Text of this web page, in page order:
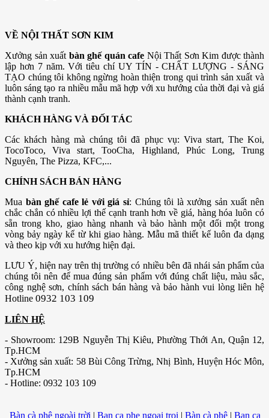
VỀ NỘI THẤT SƠN KIM
Xưởng sản xuất bàn ghế quán cafe Nội Thất Sơn Kim được thành
lập hơn 7 năm. Với tiêu chí UY TÍN - CHẤT LƯỢNG - SÁNG
TẠO chúng tôi không ngừng hoàn thiện trong qui trình sản xuất và
luôn sáng tạo ra nhiều mẫu mã hợp với xu hướng của thời đại và giá
thành cạnh tranh.
KHÁCH HÀNG VÀ ĐỐI TÁC
Các khách hàng mà chúng tôi đã phục vụ: Viva start, The Koi,
TocoToco, Viva start, TooCha, Highland, Phúc Long, Trung
Nguyên, The Pizza, KFC,...
CHÍNH SÁCH BÁN HÀNG
Mua bàn ghế cafe lẻ với giá sỉ: Chúng tôi là xưởng sản xuất nên
chắc chắn có nhiều lợi thế cạnh tranh hơn về giá, hàng hóa luôn có
sẵn trong kho, giao hàng nhanh và bảo hành một đổi một trong
vòng bảy ngày kể từ khi giao hàng. Mẫu mã thiết kế luôn đa dạng
và theo kịp với xu hướng hiện đại.
LƯU Ý, hiện nay trên thị trường có nhiều bên đã nhái sản phẩm của
chúng tôi nên để mua đúng sản phẩm với đúng chất liệu, màu sắc,
công nghệ sơn, chính sách bán hàng và bảo hành vui lòng liên hệ
Hotline 0932 103 109
LIÊN HỆ
- Showroom: 129B Nguyễn Thị Kiêu, Phường Thới An, Quận 12,
Tp.HCM
- Xưởng sản xuất: 58 Bùi Công Trừng, Nhị Bình, Huyện Hóc Môn,
Tp.HCM
- Hotline: 0932 103 109
Bàn cà phê ngoài trời | Ban ca phe ngoai troi | Bàn cà phê | Ban ca